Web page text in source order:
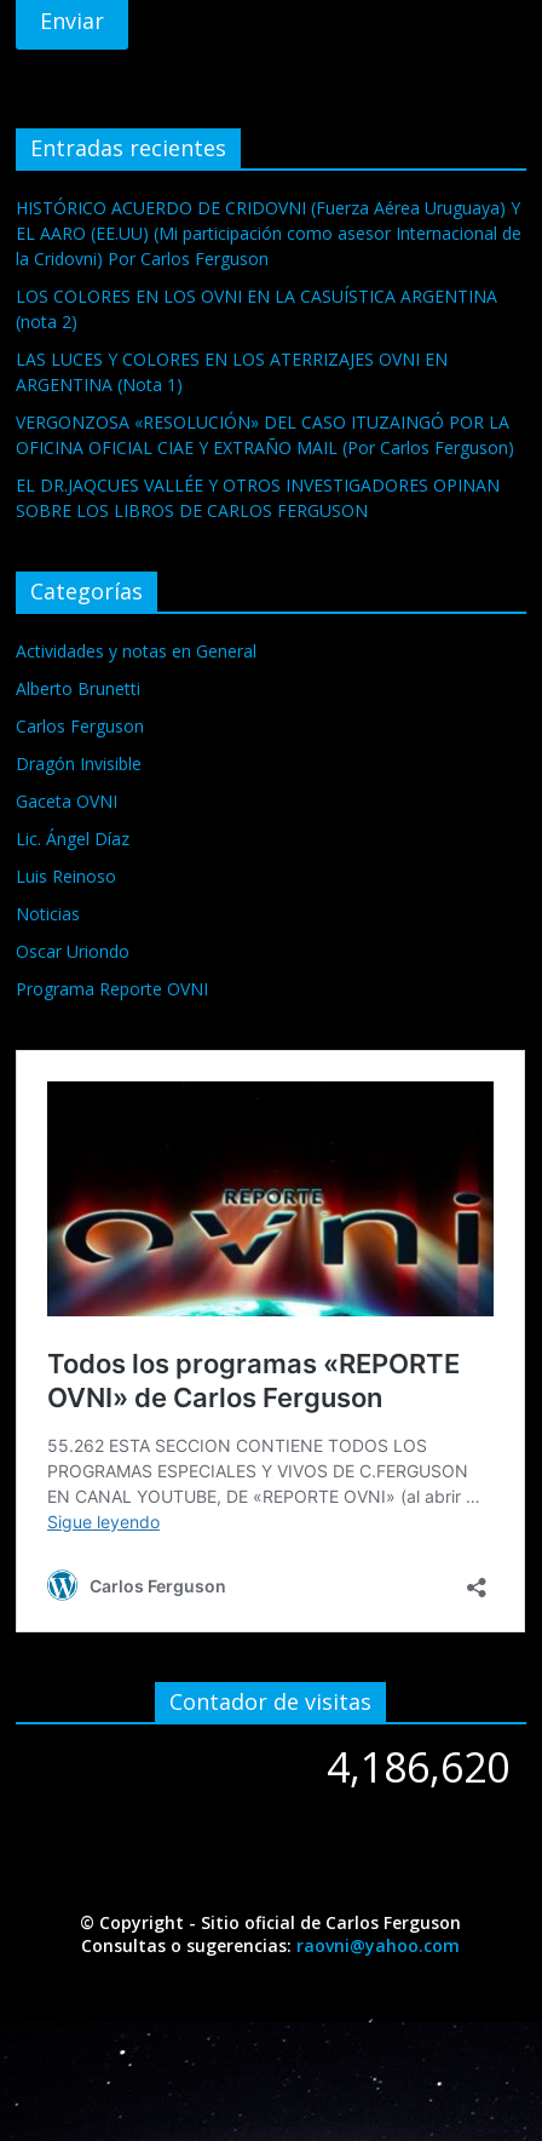
Entradas recientes
HISTÓRICO ACUERDO DE CRIDOVNI (Fuerza Aérea Uruguaya) Y
EL AARO (EE.UU) (Mi participación como asesor Internacional de
la Cridovni) Por Carlos Ferguson
LOS COLORES EN LOS OVNI EN LA CASUÍSTICA ARGENTINA
(nota 2)
LAS LUCES Y COLORES EN LOS ATERRIZAJES OVNI EN
ARGENTINA (Nota 1)
VERGONZOSA «RESOLUCIÓN» DEL CASO ITUZAINGÓ POR LA
OFICINA OFICIAL CIAE Y EXTRAÑO MAIL (Por Carlos Ferguson)
EL DR.JAQCUES VALLÉE Y OTROS INVESTIGADORES OPINAN
SOBRE LOS LIBROS DE CARLOS FERGUSON
Categorías
Actividades y notas en General
Alberto Brunetti
Carlos Ferguson
Dragón Invisible
Gaceta OVNI
Lic. Ángel Díaz
Luis Reinoso
Noticias
Oscar Uriondo
Programa Reporte OVNI
Contador de visitas
4,186,620
© Copyright - Sitio oficial de Carlos Ferguson
Consultas o sugerencias: raovni@yahoo.com